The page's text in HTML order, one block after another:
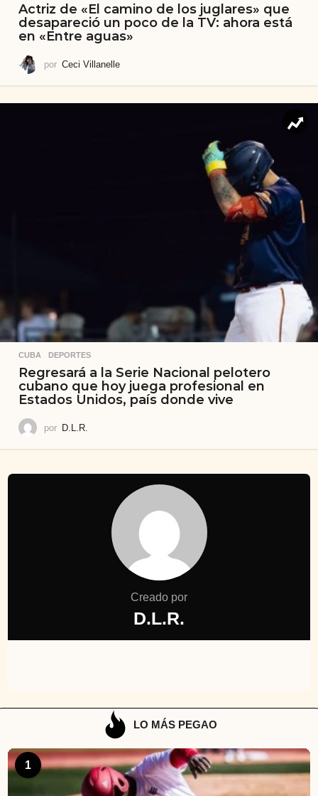
Actriz de «El camino de los juglares» que
desapareció un poco de la TV: ahora está
en «Entre aguas»
por Ceci Villanelle
CUBA ,DEPORTES
Regresará a la Serie Nacional pelotero
cubano que hoy juega profesional en
Estados Unidos, país donde vive
por D.L.R.
Creado por
D.L.R.
LO MÁS PEGAO
1